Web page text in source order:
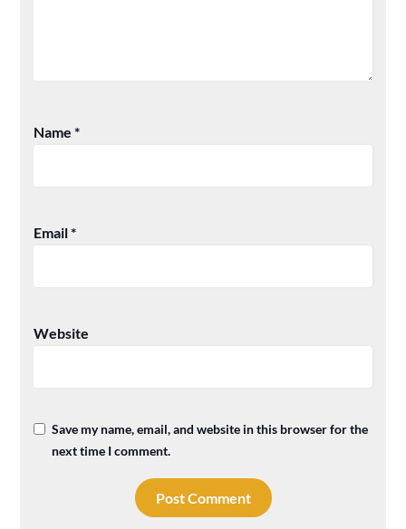
Name*
Email*
Website
Save my name, email, and website in this browser for the
next time I comment.